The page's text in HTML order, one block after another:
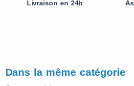
Livraison en 24h
Dans la même catégorie